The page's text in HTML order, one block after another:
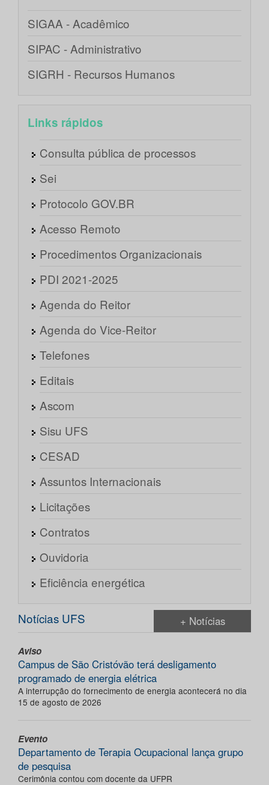
SIGAA - Acadêmico
SIPAC - Administrativo
SIGRH - Recursos Humanos
Links rápidos
Consulta pública de processos
Sei
Protocolo GOV.BR
Acesso Remoto
Procedimentos Organizacionais
PDI 2021-2025
Agenda do Reitor
Agenda do Vice-Reitor
Telefones
Editais
Ascom
Sisu UFS
CESAD
Assuntos Internacionais
Licitações
Contratos
Ouvidoria
Eficiência energética
Notícias UFS + Notícias
Aviso
Campus de São Cristóvão terá desligamento
programado de energia elétrica
A interrupção do fornecimento de energia acontecerá no dia
15 de agosto de 2026
Evento
Departamento de Terapia Ocupacional lança grupo
de pesquisa
Cerimônia contou com docente da UFPR